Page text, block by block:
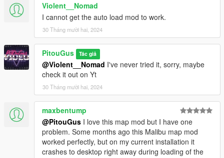
Violent__Nomad
I cannot get the auto load mod to work.
30 Tháng mười hai, 2024
PitouGus Tác giả
@Violent__Nomad I've never tried it, sorry, maybe
check it out on Yt
30 Tháng mười hai, 2024
maxbentump
@PitouGus I love this map mod but I have one
problem. Some months ago this Malibu map mod
worked perfectly, but on my current installation it
crashes to desktop right away during loading of the